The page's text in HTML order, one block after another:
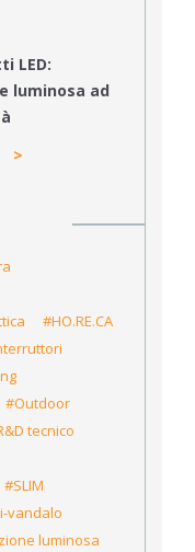
LED:
luminosa ad
#HO.RE.CA
#Outdoor
tecnico
#SLIM
vandalo
luminosa